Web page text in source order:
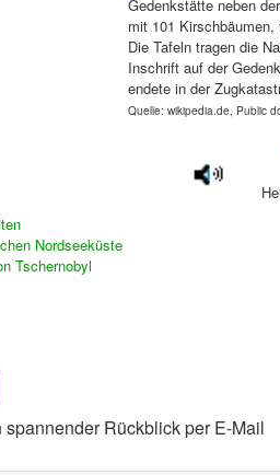
Gedenkstätte neben
mit 101 Kirschbäumen,
Die Tafeln tragen die
Inschrift auf der
endete in der
Quelle: wikipedia.de, Public
Nordseeküste
Tschernobyl
Rückblick per E-Mail